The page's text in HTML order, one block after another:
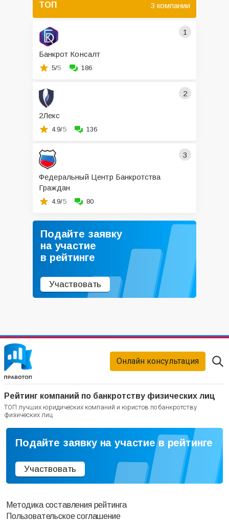
ТОП 3 компании
1
Банкрот Консалт
5/5 186
2
2Лекс
4.9/5 136
3
Федеральный Центр Банкротства
Граждан
4.9/5 80
Подайте заявку
на участие
в рейтинге
Участвовать
Рейтинг компаний по банкротству физических лиц
ТОП лучших юридических компаний и юристов по банкротству
физических лиц
Онлайн консультация
Подайте заявку на участие в рейтинге
Участвовать
Методика составления рейтинга
Пользовательское соглашение